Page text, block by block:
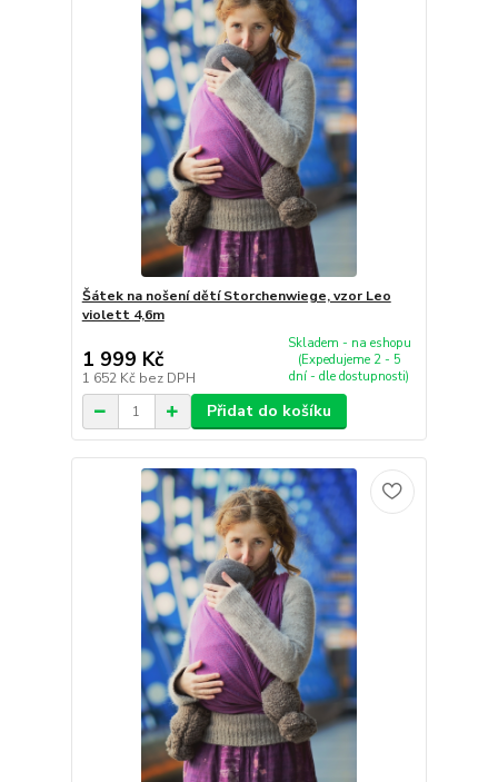
Šátek na nošení dětí Storchenwiege, vzor Leo
violett 4,6m
1 999 Kč
1 652 Kč bez DPH
Skladem - na eshopu
(Expedujeme 2 - 5
dní - dle dostupnosti)
Přidat do košíku